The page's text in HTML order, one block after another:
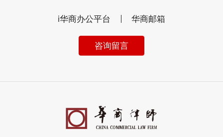
i华商办公平台 华商邮箱
咨询留言